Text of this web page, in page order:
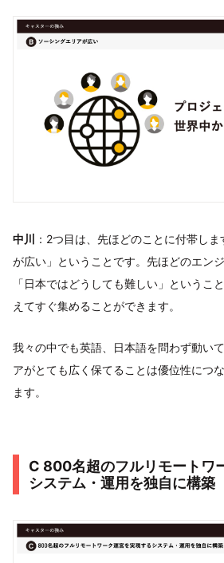
中川
：2つ目は、先ほどのことに付帯し
が広い」ということです。先ほどのエン
「日本ではどうしても難しい」というこ
えてすぐ集めることができます。
我々の中でも英語、日本語を問わず動い
アがとても広く保てることは優位性につ
ます。
C 800名超のフルリモートワ
システム・運用を独自に構築